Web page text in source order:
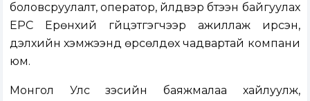
боловсруулалт, оператор, үйлдвэр бүтээн байгуулах
EPC Ерөнхий гүйцэтгэгчээр ажиллаж ирсэн,
дэлхийн хэмжээнд өрсөлдөх чадвартай компани
юм.
Монгол Улс зэсийн баяжмалаа хайлуулж,